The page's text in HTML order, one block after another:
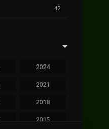
42
1.139
2024
2021
2018
2015